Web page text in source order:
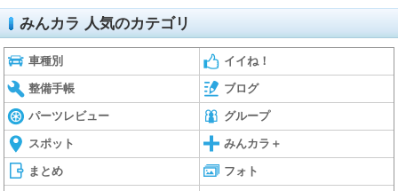
みんカラ 人気のカテゴリ
車種別 イイね！
整備手帳 ブログ
パーツレビュー グループ
スポット みんカラ＋
まとめ フォト